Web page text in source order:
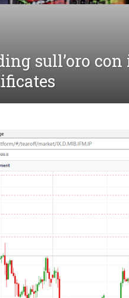
sull’oro con